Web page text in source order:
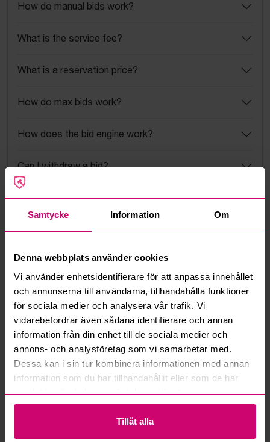
Samtycke Information Om
Denna webbplats använder cookies
Vi använder enhetsidentifierare för att anpassa innehållet
och annonserna till användarna, tillhandahålla funktioner
för sociala medier och analysera vår trafik. Vi
vidarebefordrar även sådana identifierare och annan
information från din enhet till de sociala medier och
annons- och analysföretag som vi samarbetar med.
Dessa kan i sin tur kombinera informationen med annan
information som du har tillhandahållit eller som de har
samlat in när du har använt deras tjänster.
Tillåt alla
How do manual bids work?
What is the service fee?
What is a reservation price?
How do max bids work?
How does the bid engine work?
Can I withdraw a bid?
Can you ship the items I’ve won?
More from the same category
Zarges Scaffold
2,850 SEK
of pallet racking
0 SEK ·0 bids